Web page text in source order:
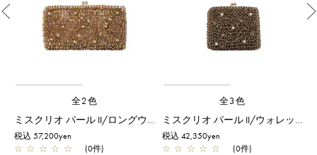
Previous
全2色
ミスクリオ パール II/ロングウォレット/マルチ
税込 57,200yen
☆ ☆ ☆ ☆ ☆ (0件)
全3色
ミスクリオ パール II/ウォレット/トープ
税込 42,350yen
☆ ☆ ☆ ☆ ☆ (0件)